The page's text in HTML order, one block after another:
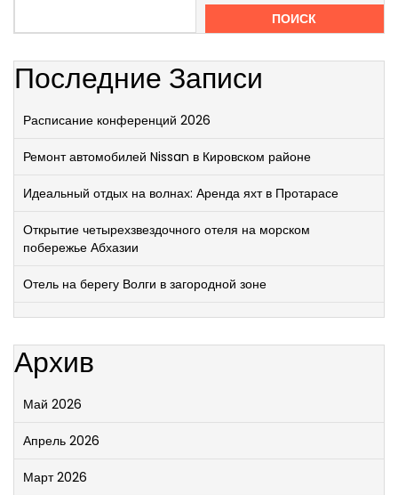
ПОИСК
Последние Записи
Расписание конференций 2026
Ремонт автомобилей Nissan в Кировском районе
Идеальный отдых на волнах: Аренда яхт в Протарасе
Открытие четырехзвездочного отеля на морском
побережье Абхазии
Отель на берегу Волги в загородной зоне
Архив
Май 2026
Апрель 2026
Март 2026